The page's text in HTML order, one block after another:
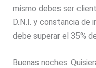
mismo debes ser
D.N.I. y constancia de
debe superar el 35%
Buenas noches.